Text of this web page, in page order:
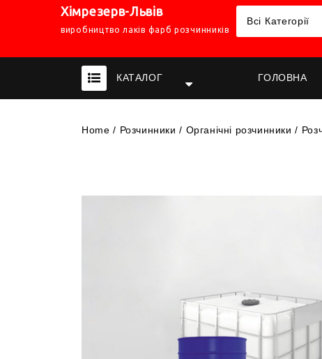
Хімрезерв-Львів
виробництво лаків фарб розчинників
Всі Категорії
КАТАЛОГ ГОЛОВНА
Home / Розчинники / Органічні розчинники /